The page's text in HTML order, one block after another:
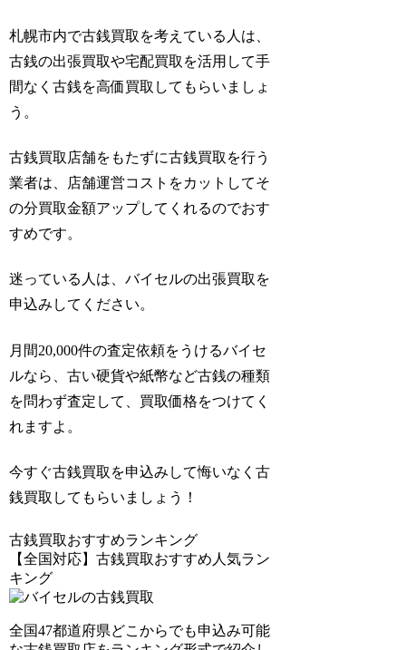
札幌市内で古銭買取を考えている人は、
古銭の出張買取や宅配買取を活用して手
間なく古銭を高価買取してもらいましょ
う。
古銭買取店舗をもたずに古銭買取を行う
業者は、店舗運営コストをカットしてそ
の分買取金額アップしてくれるのでおす
すめです。
迷っている人は、バイセルの出張買取を
申込みしてください。
月間20,000件の査定依頼をうけるバイセ
ルなら、古い硬貨や紙幣など古銭の種類
を問わず査定して、買取価格をつけてく
れますよ。
今すぐ古銭買取を申込みして悔いなく古
銭買取してもらいましょう！
古銭買取おすすめランキング
【全国対応】古銭買取おすすめ人気ラン
キング
全国47都道府県どこからでも申込み可能